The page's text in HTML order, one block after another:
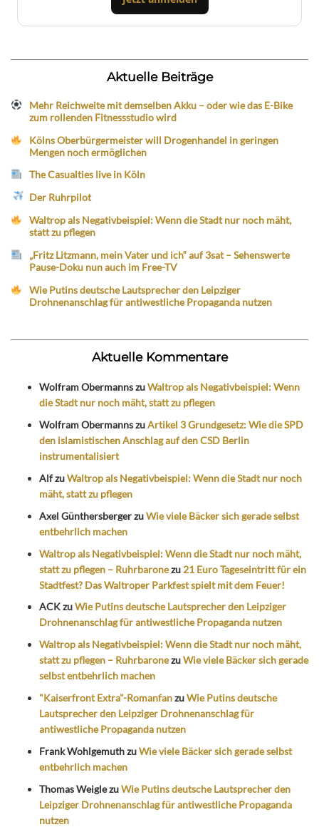
Aktuelle Beiträge
Mehr Reichweite mit demselben Akku – oder wie das E-Bike
zum rollenden Fitnessstudio wird
Kölns Oberbürgermeister will Drogenhandel in geringen
Mengen noch ermöglichen
The Casualties live in Köln
Der Ruhrpilot
Waltrop als Negativbeispiel: Wenn die Stadt nur noch mäht,
statt zu pflegen
„Fritz Litzmann, mein Vater und ich“ auf 3sat – Sehenswerte
Pause-Doku nun auch im Free-TV
Wie Putins deutsche Lautsprecher den Leipziger
Drohnenanschlag für antiwestliche Propaganda nutzen
Aktuelle Kommentare
Wolfram ObermannszuWaltrop als Negativbeispiel: Wenn
die Stadt nur noch mäht, statt zu pflegen
Wolfram ObermannszuArtikel 3 Grundgesetz: Wie die SPD
den islamistischen Anschlag auf den CSD Berlin
instrumentalisiert
AlfzuWaltrop als Negativbeispiel: Wenn die Stadt nur noch
mäht, statt zu pflegen
Axel GünthersbergerzuWie viele Bäcker sich gerade selbst
entbehrlich machen
Waltrop als Negativbeispiel: Wenn die Stadt nur noch mäht,
statt zu pflegen – Ruhrbaronezu 21 Euro Tageseintritt für ein
Stadtfest? Das Waltroper Parkfest spielt mit dem Feuer!
ACKzuWie Putins deutsche Lautsprecher den Leipziger
Drohnenanschlag für antiwestliche Propaganda nutzen
Waltrop als Negativbeispiel: Wenn die Stadt nur noch mäht,
statt zu pflegen – RuhrbaronezuWie viele Bäcker sich gerade
selbst entbehrlich machen
"Kaiserfront Extra"-RomanfanzuWie Putins deutsche
Lautsprecher den Leipziger Drohnenanschlag für
antiwestliche Propaganda nutzen
Frank WohlgemuthzuWie viele Bäcker sich gerade selbst
entbehrlich machen
Thomas WeiglezuWie Putins deutsche Lautsprecher den
Leipziger Drohnenanschlag für antiwestliche Propaganda
nutzen